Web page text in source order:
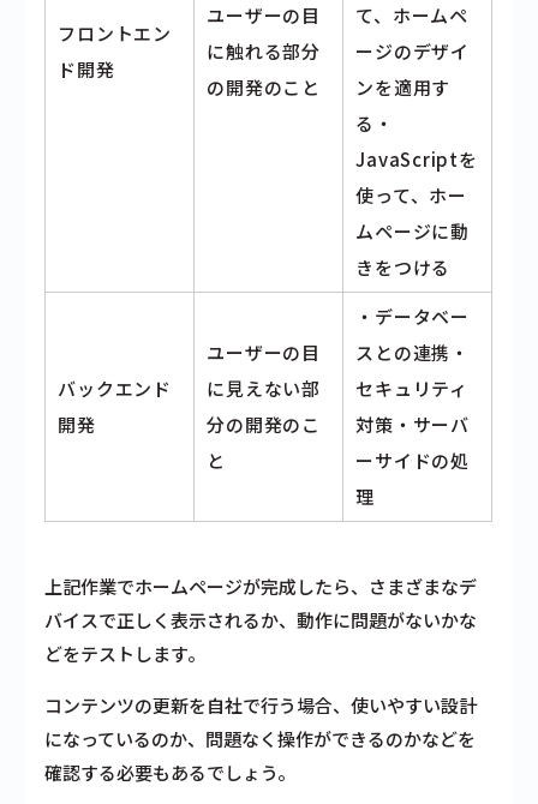
フロントエン
ド開発
ユーザーの目
に触れる部分
の開発のこと
て、ホームペ
ージのデザイ
ンを適用す
る・
JavaScriptを
使って、ホー
ムページに動
きをつける
バックエンド
開発
ユーザーの目
に見えない部
分の開発のこ
と
・データベー
スとの連携・
セキュリティ
対策・サーバ
ーサイドの処
理
上記作業でホームページが完成したら、さまざまなデ
バイスで正しく表示されるか、動作に問題がないかな
どをテストします。
コンテンツの更新を自社で行う場合、使いやすい設計
になっているのか、問題なく操作ができるのかなどを
確認する必要もあるでしょう。